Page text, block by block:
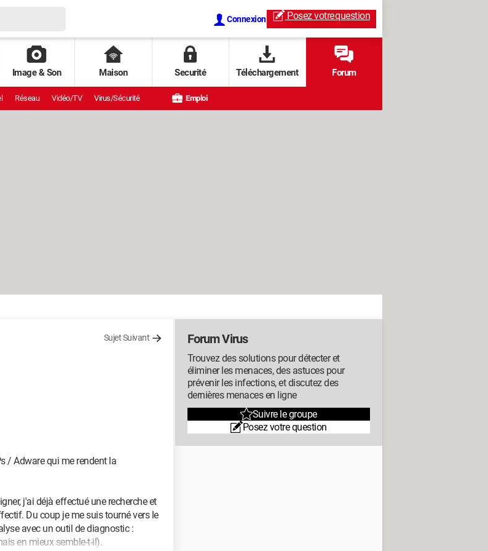
Connexion Posez votrequestion
Image & Son Maison Securité Téléchargement Forum
Réseau Vidéo/TV Virus/Sécurité Emploi
Sujet Suivant
/ Adware qui me rendent la
j'ai déjà effectué une recherche et
Du coup je me suis tourné vers le
avec un outil de diagnostic :
en mieux semble-t-il).
Forum Virus
Trouvez des solutions pour détecter et
éliminer les menaces, des astuces pour
prévenir les infections, et discutez des
dernières menaces en ligne
Suivre le groupe
Posez votre question